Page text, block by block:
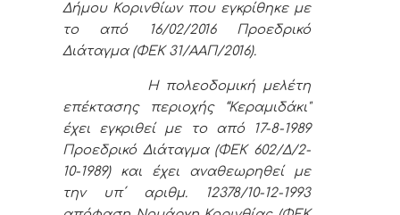
Δήμου Κορινθίων που εγκρίθηκε με
το από 16/02/2016 Προεδρικό
Διάταγμα (ΦΕΚ 31/ΑΑΠ/2016).
Η πολεοδομική μελέτη
επέκτασης περιοχής “Κεραμιδάκι"
έχει εγκριθεί με το από 17-8-1989
Προεδρικό Διάταγμα (ΦΕΚ 602/Δ/2-
10-1989) και έχει αναθεωρηθεί με
την υπ΄ αριθμ. 12378/10-12-1993